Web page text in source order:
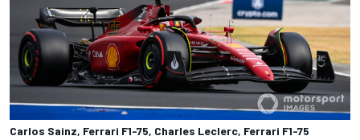
Carlos Sainz, Ferrari F1-75, Charles Leclerc, Ferrari F1-75